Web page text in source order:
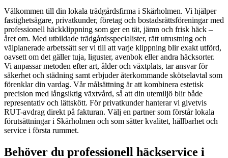
Välkommen till din lokala trädgårdsfirma i Skärholmen. Vi hjälper
fastighetsägare, privatkunder, företag och bostadsrättsföreningar med
professionell häckklippning som ger en tät, jämn och frisk häck –
året om. Med utbildade trädgårdsspecialister, rätt utrustning och
välplanerade arbetssätt ser vi till att varje klippning blir exakt utförd,
oavsett om det gäller tuja, liguster, avenbok eller andra häcksorter.
Vi anpassar metoden efter art, ålder och växtplats, tar ansvar för
säkerhet och städning samt erbjuder återkommande skötselavtal som
förenklar din vardag. Vår målsättning är att kombinera estetisk
precision med långsiktig växtvård, så att din utemiljö blir både
representativ och lättskött. För privatkunder hanterar vi givetvis
RUT-avdrag direkt på fakturan. Välj en partner som förstår lokala
förutsättningar i Skärholmen och som sätter kvalitet, hållbarhet och
service i första rummet.
Behöver du professionell häckservice i